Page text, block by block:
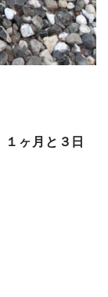
１ヶ月と３日